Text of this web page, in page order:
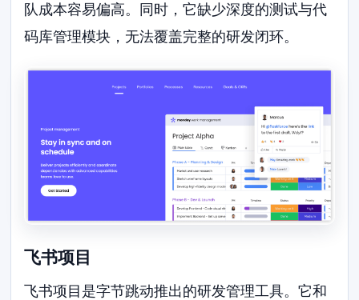
队成本容易偏高。同时，它缺少深度的测试与代
码库管理模块，无法覆盖完整的研发闭环。
飞书项目
飞书项目是字节跳动推出的研发管理工具。它和